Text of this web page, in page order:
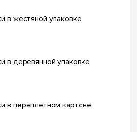
в жестяной упаковке
в деревянной упаковке
в переплетном картоне